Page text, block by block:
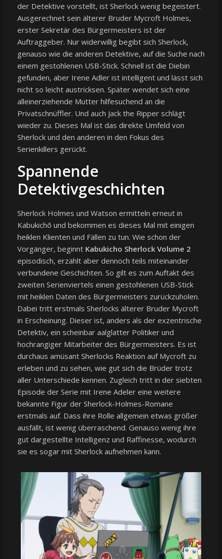
der Detektive vorstellt, ist Sherlock wenig begeistert.
Ausgerechnet sein älterer Bruder Mycroft Holmes,
erster Sekretär des Bürgermeisters ist der
Auftraggeber. Nur widerwillig begibt sich Sherlock,
genauso wie die anderen Detektive, auf die Suche nach
einem gestohlenen USB-Stick. Schnell ist die Diebin
gefunden, aber Irene Adler ist intelligent und lässt sich
nicht so leicht austricksen. Später wendet sich eine
alleinerziehende Mutter hilfesuchend an die
Privatschnüffler. Und auch Jack the Ripper schlägt
wieder zu. Dieses Mal ist das direkte Umfeld von
Sherlock und den anderen in den Fokus des
Serienkillers gerückt.
Spannende
Detektivgeschichten
Sherlock Holmes und Watson ermitteln erneut in
Kabukichō und bekommen es dieses Mal mit einigen
heiklen Klienten und Fällen zu tun. Wie schon der
Vorgänger, beginnt Kabukicho Sherlock Volume 2
episodisch, erzählt aber dennoch teils miteinander
verbundene Geschichten. So gilt es zum Auftakt des
zweiten Serienviertels einen gestohlenen USB-Stick
mit heiklen Daten des Bürgermeisters zurückzuholen.
Dabei tritt erstmals Sherlocks älterer Bruder Mycroft
in Erscheinung. Dieser ist, anders als der exzentrische
Detektiv, ein scheinbar aalglatter Politiker und
hochrangiger Mitarbeiter des Bürgermeisters. Es ist
durchaus amüsant Sherlocks Reaktion auf Mycroft zu
erleben und zu sehen, wie gut sich die Brüder trotz
aller Unterschiede kennen. Zugleich tritt in der siebten
Episode der Serie mit Irene Adeler eine weitere
bekannte Figur der Sherlock-Holmes-Romane
erstmals auf. Dass ihre Rolle allgemein etwas größer
ausfällt, ist wenig überraschend. Genauso wenig ihre
gut dargestellte Intelligenz und Raffinesse, wodurch
sie es sogar mit Sherlock aufnehmen kann.